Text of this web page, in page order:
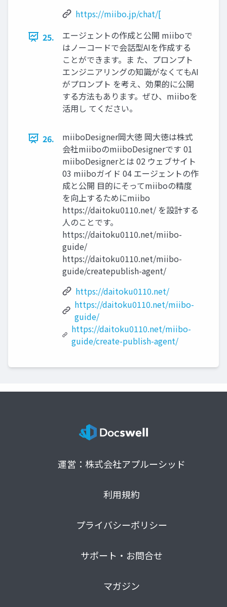
https://miibo.jp/chat/[
25.
エージェントの作成と公開 miiboで
はノーコードで会話型AIを作成する
ことができます。ま た、プロンプト
エンジニアリングの知識がなくてもAI
がプロンプト を考え、効果的に公開
する方法もあります。ぜひ、miiboを
活用し てください。
26.
miiboDesigner岡大徳 岡大徳は株式
会社miiboのmiiboDesignerです 01
miiboDesignerとは 02 ウェブサイト
03 miiboガイド 04 エージェントの作
成と公開 目的にそってmiiboの精度
を向上するためにmiibo
https://daitoku0110.net/ を設計する
人のことです。
https://daitoku0110.net/miibo-
guide/
https://daitoku0110.net/miibo-
guide/createpublish-agent/
https://daitoku0110.net/
https://daitoku0110.net/miibo-
guide/
https://daitoku0110.net/miibo-
guide/create-publish-agent/
運営：株式会社アプルーシッド
利用規約
プライバシーポリシー
サポート・お問合せ
マガジン